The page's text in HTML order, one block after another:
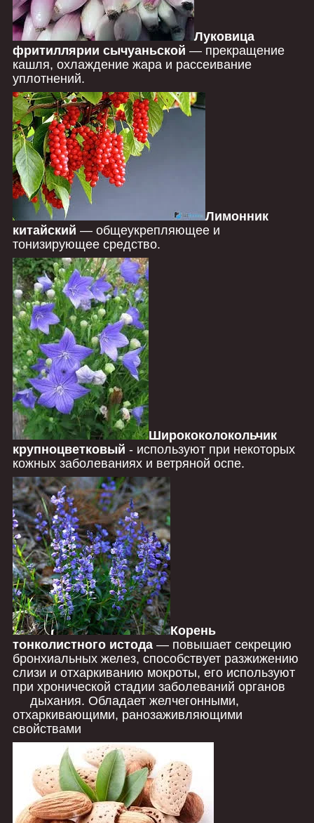
Луковица
фритиллярии сычуаньской ― прекращение
кашля, охлаждение жара и рассеивание
уплотнений.
Лимонник
китайский ― общеукрепляющее и
тонизирующее средство.
Ширококолокольчик
крупноцветковый - используют при некоторых
кожных заболеваниях и ветряной оспе.
Корень
тонколистного истода ― повышает секрецию
бронхиальных желез, способствует разжижению
слизи и отхаркиванию мокроты, его используют
при хронической стадии заболеваний органов
дыхания. Обладает желчегонными,
отхаркивающими, ранозаживляющими
свойствами